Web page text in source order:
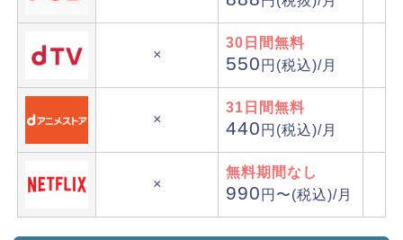
×
30日間無料
550 円(税込)/月
×
31日間無料
440 円(税込)/月
×
無料期間なし
990 円〜(税込)/月